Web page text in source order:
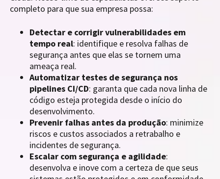
completo para que sua empresa possa:
Detectar e corrigir vulnerabilidades em
tempo real: identifique e resolva falhas de
segurança antes que elas se tornem uma
ameaça real.
Automatizar testes de segurança nos
pipelines CI/CD: garanta que cada nova linha de
código esteja protegida desde o início do
desenvolvimento.
Prevenir falhas antes da produção: minimize
riscos e custos associados a retrabalho e
incidentes de segurança.
Escalar com segurança e agilidade:
desenvolva e inove com a certeza de que seus